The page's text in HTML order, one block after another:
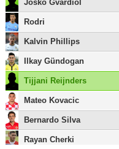
Joško Gvardiol
Rodri
Kalvin Phillips
Ilkay Gündogan
Tijjani Reijnders
Mateo Kovacic
Bernardo Silva
Rayan Cherki